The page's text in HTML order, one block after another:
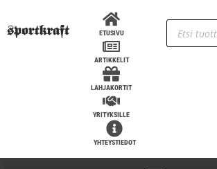
ETUSIVU
ARTIKKELIT
LAHJAKORTIT
YRITYKSILLE
YHTEYSTIEDOT